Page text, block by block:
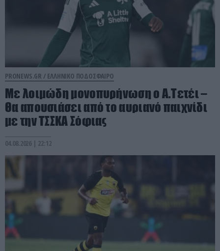
PRONEWS.GR / ΕΛΛΗΝΙΚΟ ΠΟΔΟΣΦΑΙΡΟ
Με λοιμώδη μονοπυρήνωση ο Α.Τετέι –
Θα απουσιάσει από το αυριανό παιχνίδι
με την ΤΣΣΚΑ Σόφιας
04.08.2026 | 22:12